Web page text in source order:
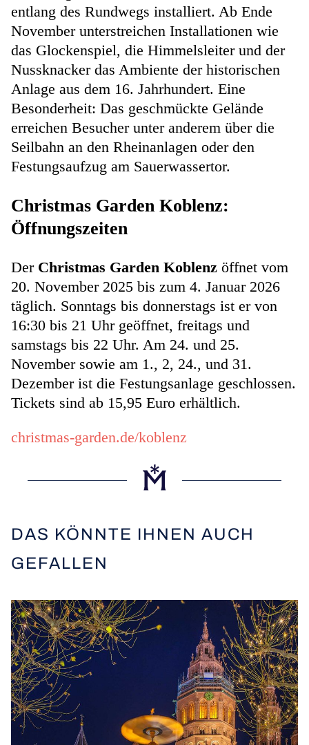
entlang des Rundwegs installiert. Ab Ende
November unterstreichen Installationen wie
das Glockenspiel, die Himmelsleiter und der
Nussknacker das Ambiente der historischen
Anlage aus dem 16. Jahrhundert. Eine
Besonderheit: Das geschmückte Gelände
erreichen Besucher unter anderem über die
Seilbahn an den Rheinanlagen oder den
Festungsaufzug am Sauerwassertor.
Christmas Garden Koblenz:
Öffnungszeiten
Der Christmas Garden Koblenz öffnet vom
20. November 2025 bis zum 4. Januar 2026
täglich. Sonntags bis donnerstags ist er von
16:30 bis 21 Uhr geöffnet, freitags und
samstags bis 22 Uhr. Am 24. und 25.
November sowie am 1., 2, 24., und 31.
Dezember ist die Festungsanlage geschlossen.
Tickets sind ab 15,95 Euro erhältlich.
christmas-garden.de/koblenz
DAS KÖNNTE IHNEN AUCH
GEFALLEN